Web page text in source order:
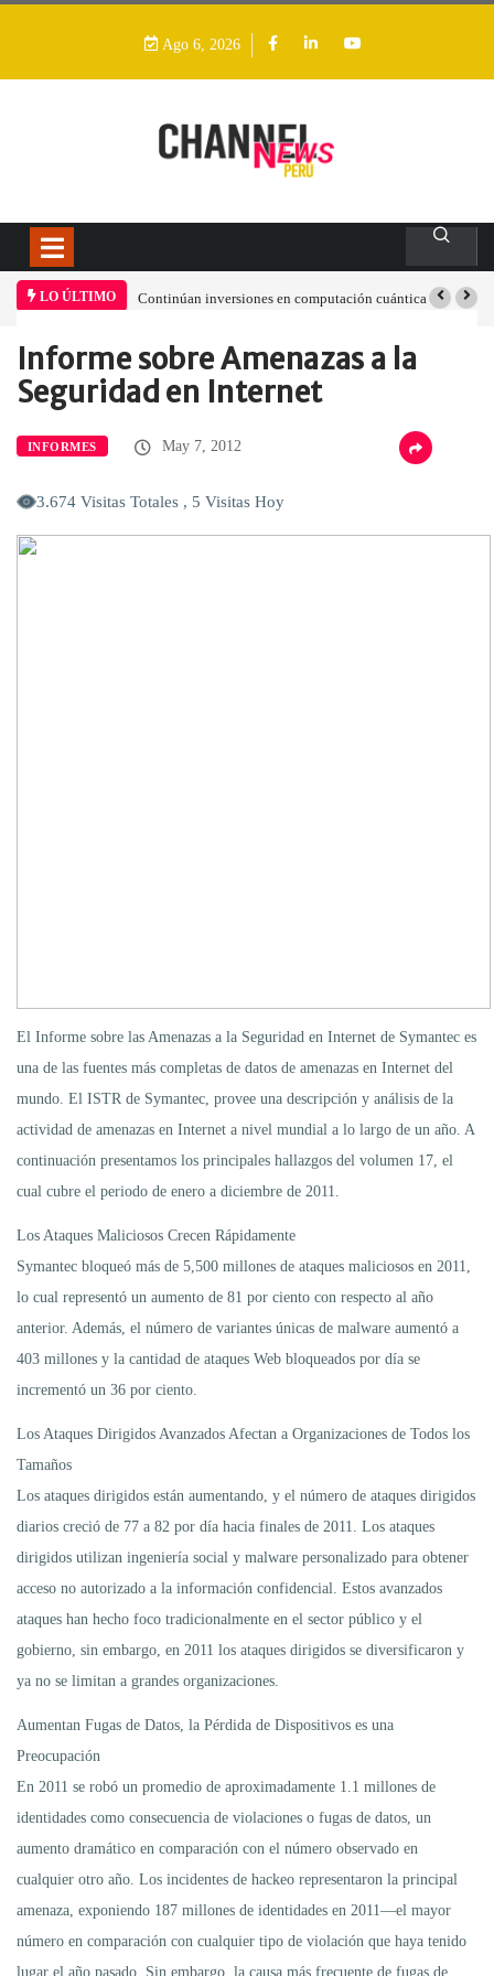
Ago 6, 2026
LO ÚLTIMO Continúan inversiones en computación cuánticaAdvierten
Home Informes Informe sobre Amenazas…
Informe sobre Amenazas a la
Seguridad en Internet
INFORMES May 7, 2012
3.674 Visitas Totales , 5 Visitas Hoy
El Informe sobre las Amenazas a la Seguridad en Internet de Symantec es
una de las fuentes más completas de datos de amenazas en Internet del
mundo. El ISTR de Symantec, provee una descripción y análisis de la
actividad de amenazas en Internet a nivel mundial a lo largo de un año. A
continuación presentamos los principales hallazgos del volumen 17, el
cual cubre el periodo de enero a diciembre de 2011.
Los Ataques Maliciosos Crecen Rápidamente
Symantec bloqueó más de 5,500 millones de ataques maliciosos en 2011,
lo cual representó un aumento de 81 por ciento con respecto al año
anterior. Además, el número de variantes únicas de malware aumentó a
403 millones y la cantidad de ataques Web bloqueados por día se
incrementó un 36 por ciento.
Los Ataques Dirigidos Avanzados Afectan a Organizaciones de Todos los
Tamaños
Los ataques dirigidos están aumentando, y el número de ataques dirigidos
diarios creció de 77 a 82 por día hacia finales de 2011. Los ataques
dirigidos utilizan ingeniería social y malware personalizado para obtener
acceso no autorizado a la información confidencial. Estos avanzados
ataques han hecho foco tradicionalmente en el sector público y el
gobierno, sin embargo, en 2011 los ataques dirigidos se diversificaron y
ya no se limitan a grandes organizaciones.
Aumentan Fugas de Datos, la Pérdida de Dispositivos es una
Preocupación
En 2011 se robó un promedio de aproximadamente 1.1 millones de
identidades como consecuencia de violaciones o fugas de datos, un
aumento dramático en comparación con el número observado en
cualquier otro año. Los incidentes de hackeo representaron la principal
amenaza, exponiendo 187 millones de identidades en 2011—el mayor
número en comparación con cualquier tipo de violación que haya tenido
lugar el año pasado. Sin embargo, la causa más frecuente de fugas de